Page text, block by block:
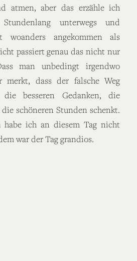
atmen, aber das erzähle ich
unterwegs und
woanders angekommen als
passiert genau das nicht nur
man unbedingt irgendwo
dass der falsche Weg
besseren Gedanken, die
schöneren Stunden schenkt.
habe ich an diesem Tag nicht
war der Tag grandios.